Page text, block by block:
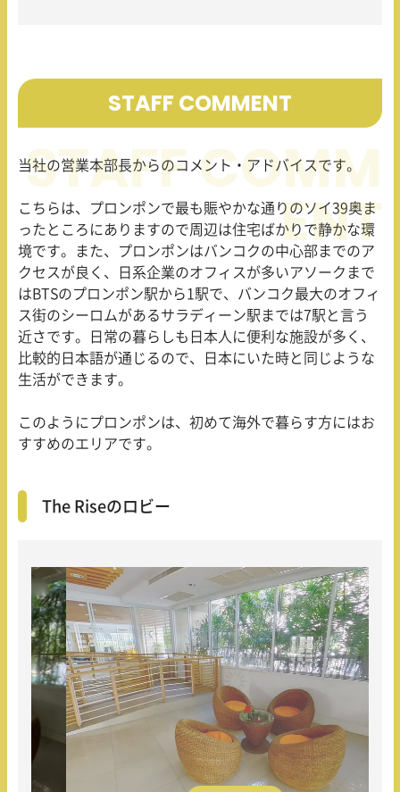
STAFF COMMENT
当社の営業本部長からのコメント・アドバイスです。
こちらは、プロンポンで最も賑やかな通りのソイ39奥ま
ったところにありますので周辺は住宅ばかりで静かな環
境です。また、プロンポンはバンコクの中心部までのア
クセスが良く、日系企業のオフィスが多いアソークまで
は BTSのプロンポン駅から 1 駅で、バンコク最大のオフィ
ス街のシーロムがあるサラディーン駅までは7駅と言う
近さです。日常の暮らしも日本人に便利な施設が多く、
比較的日本語が通じるので、日本にいた時と同じような
生活ができます。
このようにプロンポンは、初めて海外で暮らす方にはお
すすめのエリアです。
The Riseのロビー